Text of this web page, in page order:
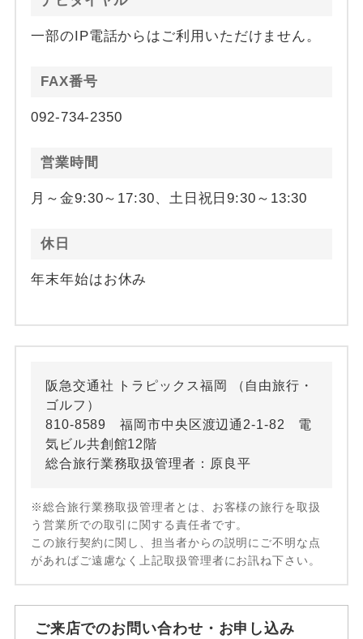
一部のIP電話からはご利用いただけません。
FAX番号
092-734-2350
営業時間
月～金9:30～17:30、土日祝日9:30～13:30
休日
年末年始はお休み
阪急交通社 トラピックス福岡 （自由旅行・
ゴルフ）
810-8589 福岡市中央区渡辺通2-1-82 電
気ビル共創館12階
総合旅行業務取扱管理者：原良平
※総合旅行業務取扱管理者とは、お客様の旅行を取扱
う営業所での取引に関する責任者です。
この旅行契約に関し、担当者からの説明にご不明な点
があればご遠慮なく上記取扱管理者にお訊ね下さい。
ご来店でのお問い合わせ・お申し込み